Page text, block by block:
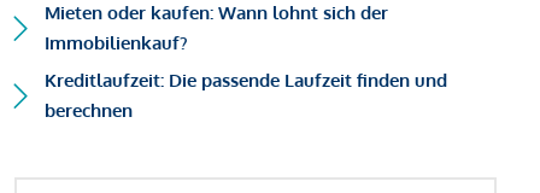
Mieten oder kaufen: Wann lohnt sich der
Immobilienkauf?
Kreditlaufzeit: Die passende Laufzeit finden und
berechnen